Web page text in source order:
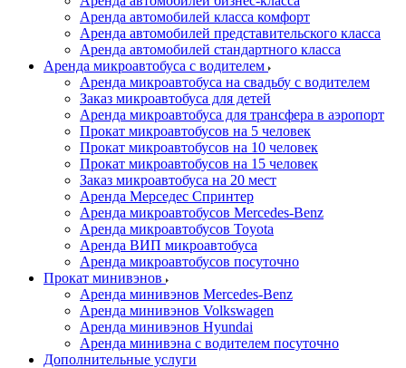
Аренда автомобилей класса комфорт
Аренда автомобилей представительского класса
Аренда автомобилей стандартного класса
Аренда микроавтобуса с водителем
Аренда микроавтобуса на свадьбу с водителем
Заказ микроавтобуса для детей
Аренда микроавтобуса для трансфера в аэропорт
Прокат микроавтобусов на 5 человек
Прокат микроавтобусов на 10 человек
Прокат микроавтобусов на 15 человек
Заказ микроавтобуса на 20 мест
Аренда Мерседес Спринтер
Аренда микроавтобусов Mercedes-Benz
Аренда микроавтобусов Toyota
Аренда ВИП микроавтобуса
Аренда микроавтобусов посуточно
Прокат минивэнов
Аренда минивэнов Mercedes-Benz
Аренда минивэнов Volkswagen
Аренда минивэнов Hyundai
Аренда минивэна с водителем посуточно
Дополнительные услуги